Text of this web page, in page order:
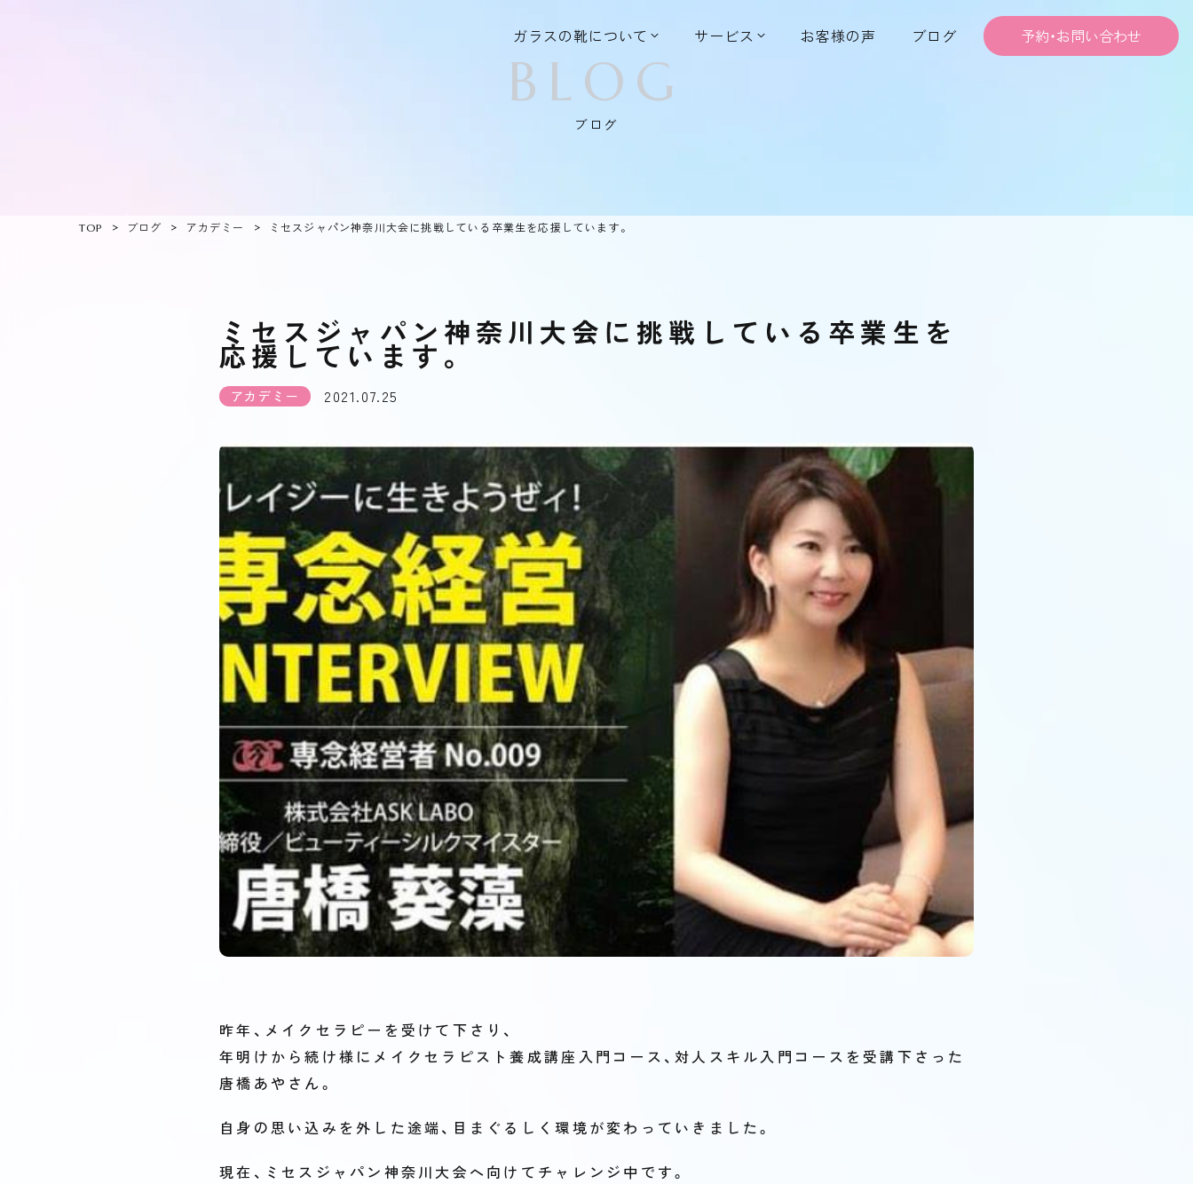
ガラスの靴について サービス お客様の声 ブログ 予約・お問い合わせ
BLOG
ブログ
TOP ブログ アカデミー ミセスジャパン神奈川大会に挑戦している卒業生を応援しています。
ミセスジャパン神奈川大会に挑戦している卒業生を
応援しています。
アカデミー 2021.07.25
昨年、メイクセラピーを受けて下さり、
年明けから続け様にメイクセラピスト養成講座入門コース、対人スキル入門コースを受講下さった
唐橋あやさん。
自身の思い込みを外した途端、目まぐるしく環境が変わっていきました。
現在、ミセスジャパン神奈川大会へ向けてチャレンジ中です。